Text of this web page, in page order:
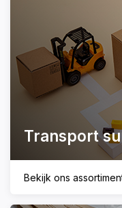
Transport
Bekijk ons